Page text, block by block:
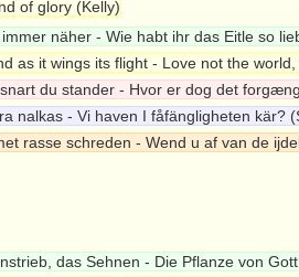
of glory (Kelly)
näher - Wie habt ihr das Eitle so
as it wings its flight - Love not the
du stander - Hvor er dog det
nalkas - Vi haven I fåfängligheten kär?
rasse schreden - Wend u af van de
das Sehnen - Die Pflanze von